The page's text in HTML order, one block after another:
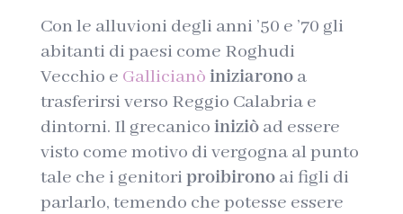
Con le alluvioni degli anni ’50 e ’70 gli
abitanti di paesi come Roghudi
Vecchio e Gallicianò iniziaronoa
trasferirsi verso Reggio Calabria e
dintorni. Il grecanico iniziòad essere
visto come motivo di vergogna al punto
tale che i genitori proibironoai figli di
parlarlo, temendo che potesse essere